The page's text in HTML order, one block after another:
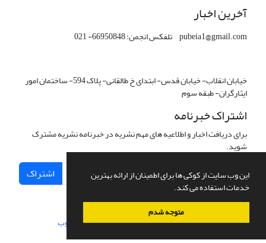
این وب سایت از کوکی ها برای اطمینان از ارائه بهترین
خدمات استفاده می کند.
متوجه شدم
آخرین اخبار
pubeia1@gmail.com تلفکس انجمن: 66950848- 021
خیابان انقلاب- خیابان قدس- ابتدای خ طالقانی- پلاک 594- ساختمان امور
ایثارگران- طبقه سوم
اشتراک خبرنامه
برای دریافت اخبار و اطلاعیه های مهم نشریه در خبرنامه نشریه مشترک
شوید.
اشتراک
سامانه مدیریت نشریات علمی.طراحی و پیاده سازی از سیناوب